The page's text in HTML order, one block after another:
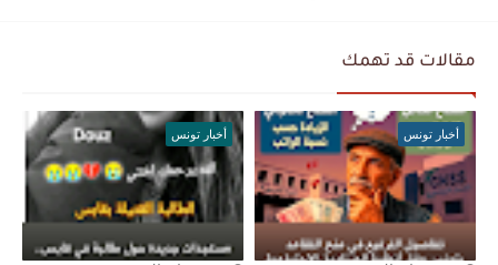
مقالات قد تهمك
أخبار تونس أخبار تونس